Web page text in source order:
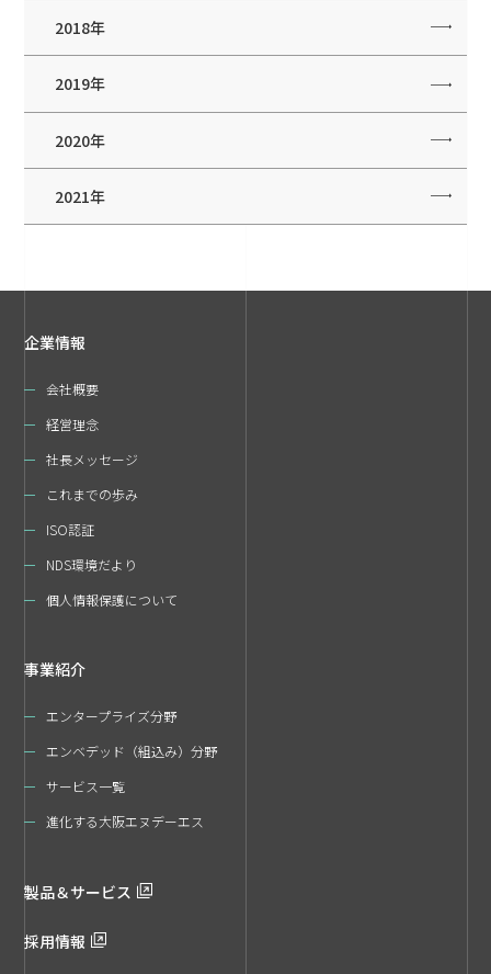
2018年
2019年
2020年
2021年
企業情報
会社概要
経営理念
社長メッセージ
これまでの歩み
ISO認証
NDS環境だより
個人情報保護について
事業紹介
エンタープライズ分野
エンベデッド（組込み）分野
サービス一覧
進化する大阪エヌデーエス
製品＆サービス
採用情報